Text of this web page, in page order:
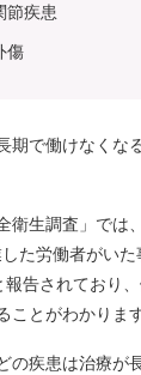
節疾患
傷
期で働けなくな
衛生調査」では
た労働者がい
告されており
とがわかります
の疾患は治療が